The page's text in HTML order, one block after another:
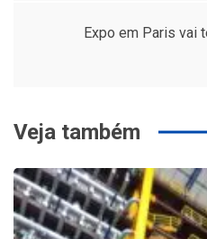
Expo em Paris vai
Veja também